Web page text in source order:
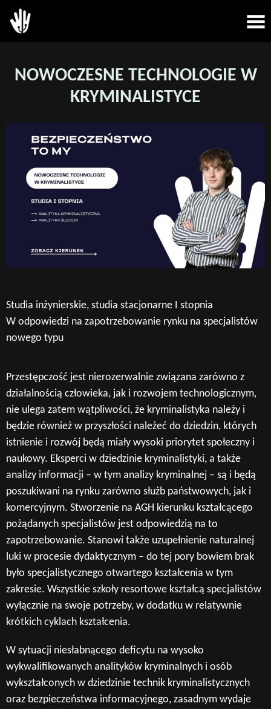
NOWOCZESNE TECHNOLOGIE W
KRYMINALISTYCE
Studia inżynierskie, studia stacjonarne I stopnia
W odpowiedzi na zapotrzebowanie rynku na specjalistów
nowego typu
Przestępczość jest nierozerwalnie związana zarówno z
działalnością człowieka, jak i rozwojem technologicznym,
nie ulega zatem wątpliwości, że kryminalistyka należy i
będzie również w przyszłości należeć do dziedzin, których
istnienie i rozwój będą miały wysoki priorytet społeczny i
naukowy. Eksperci w dziedzinie kryminalistyki, a także
analizy informacji – w tym analizy kryminalnej – są i będą
poszukiwani na rynku zarówno służb państwowych, jak i
komercyjnym. Stworzenie na AGH kierunku kształcącego
pożądanych specjalistów jest odpowiedzią na to
zapotrzebowanie. Stanowi także uzupełnienie naturalnej
luki w procesie dydaktycznym – do tej pory bowiem brak
było specjalistycznego otwartego kształcenia w tym
zakresie. Wszystkie szkoły resortowe kształcą specjalistów
wyłącznie na swoje potrzeby, w dodatku w relatywnie
krótkich cyklach kształcenia.
W sytuacji niesłabnącego deficytu na wysoko
wykwalifikowanych analityków kryminalnych i osób
wykształconych w dziedzinie technik kryminalistycznych
oraz bezpieczeństwa informacyjnego, zasadnym wydaje